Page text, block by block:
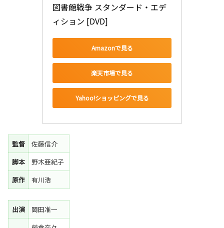
図書館戦争 スタンダード・エデ
ィション [DVD]
Amazonで見る
楽天市場で見る
Yahoo!ショッピングで見る
監督
佐藤信介
脚本
野木亜紀子
原作
有川浩
出演
岡田准一